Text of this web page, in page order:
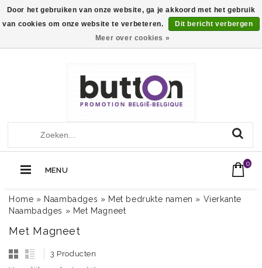
Call Us Now:+32 (0)13560051
MENU
0
Home » Naambadges » Met bedrukte namen » Vierkante
Naambadges » Met Magneet
Met Magneet
3 Producten
Door het gebruiken van onze website, ga je akkoord met het gebruik
van cookies om onze website te verbeteren.
Dit bericht verbergen
Meer over cookies »